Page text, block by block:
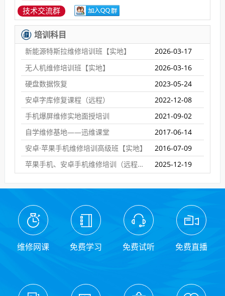
技术交流群
培训科目
新能源特斯拉维修培训班【实地】
2026-03-17
无人机维修培训班【实地】
2026-03-16
硬盘数据恢复
2023-05-24
安卓字库修复课程（远程）
2022-12-08
手机爆屏维修实地面授培训
2021-09-02
自学维修基地——迅维课堂
2017-06-14
安卓·苹果手机维修培训高级班【实地】
2016-07-09
苹果手机、安卓手机维修培训（远程网络班）
2025-12-19
维修网课 免费学习 免费试听 免费直播